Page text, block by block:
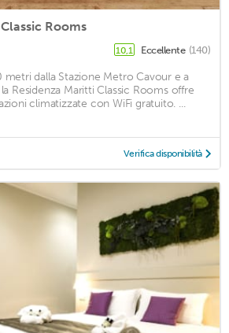
Rooms
10,1 Eccellente (140)
metri dalla Stazione Metro Cavour e a
Residenza Maritti Classic Rooms offre
climatizzate con WiFi gratuito. ...
Verifica disponibilità